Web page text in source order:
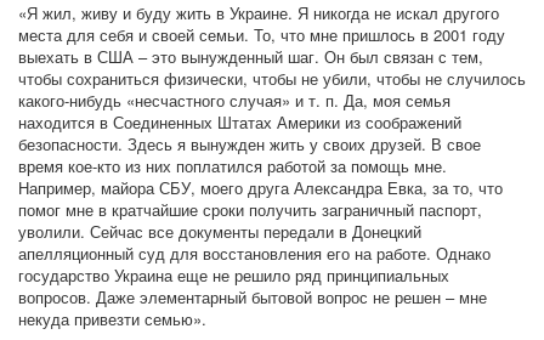
«Я жил, живу и буду жить в Украине. Я никогда не искал другого
места для себя и своей семьи. То, что мне пришлось в 2001 году
выехать в США – это вынужденный шаг. Он был связан с тем,
чтобы сохраниться физически, чтобы не убили, чтобы не случилось
какого-нибудь «несчастного случая» и т. п. Да, моя семья
находится в Соединенных Штатах Америки из соображений
безопасности. Здесь я вынужден жить у своих друзей. В свое
время кое-кто из них поплатился работой за помощь мне.
Например, майора СБУ, моего друга Александра Евка, за то, что
помог мне в кратчайшие сроки получить заграничный паспорт,
уволили. Сейчас все документы передали в Донецкий
апелляционный суд для восстановления его на работе. Однако
государство Украина еще не решило ряд принципиальных
вопросов. Даже элементарный бытовой вопрос не решен – мне
некуда привезти семью».